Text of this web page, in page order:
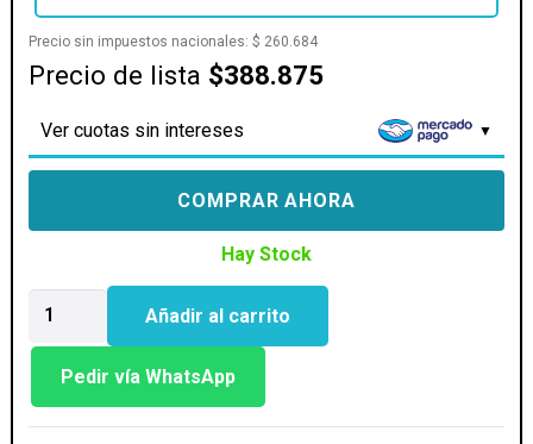
Precio sin impuestos nacionales:$ 260.684
Precio de lista $388.875
Ver cuotas sin intereses
COMPRAR AHORA
Hay Stock
ASUS
(LGA1851)
B860M
Añadir al carrito
Pedir vía WhatsApp